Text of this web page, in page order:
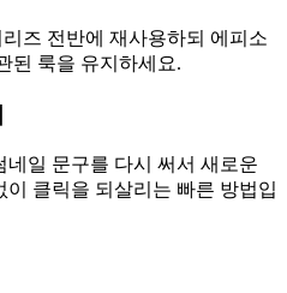
즈 전반에 재사용하되 에피소
된 룩을 유지하세요.
일 문구를 다시 써서 새로운
클릭을 되살리는 빠른 방법입